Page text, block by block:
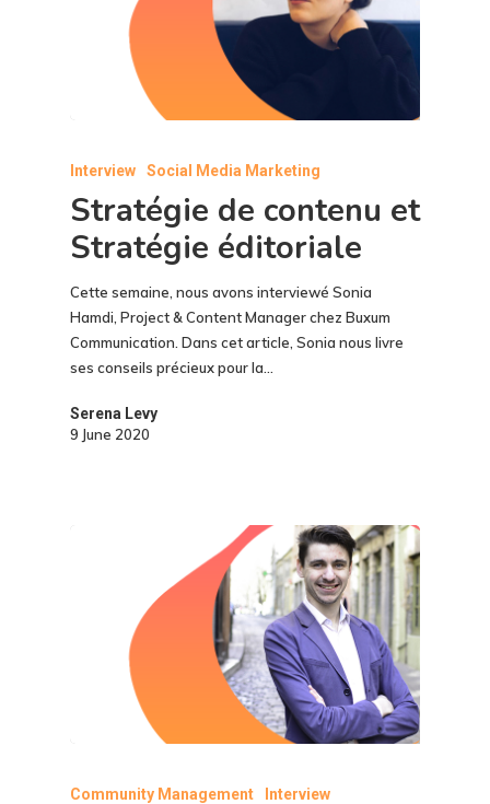
Interview Social Media Marketing
Stratégie de contenu et
Stratégie éditoriale
Cette semaine, nous avons interviewé Sonia
Hamdi, Project & Content Manager chez Buxum
Communication. Dans cet article, Sonia nous livre
ses conseils précieux pour la…
Serena Levy
9 June 2020
Community Management
Interview